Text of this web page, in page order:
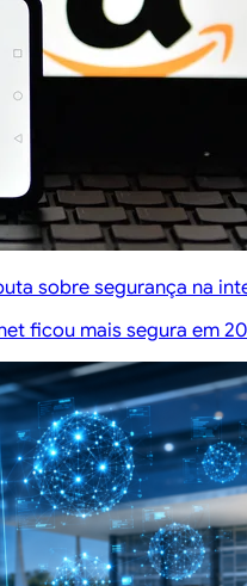
sobre segurança na
ficou mais segura em